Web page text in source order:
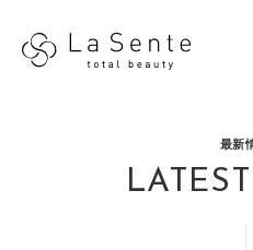
最新